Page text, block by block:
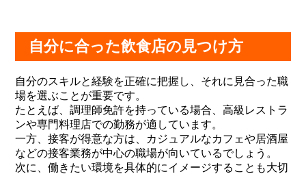
自分に合った飲食店の見つけ方
自分のスキルと経験を正確に把握し、それに見合った職
場を選ぶことが重要です。
たとえば、調理師免許を持っている場合、高級レストラ
ンや専門料理店での勤務が適しています。
一方、接客が得意な方は、カジュアルなカフェや居酒屋
などの接客業務が中心の職場が向いているでしょう。
次に、働きたい環境を具体的にイメージすることも大切